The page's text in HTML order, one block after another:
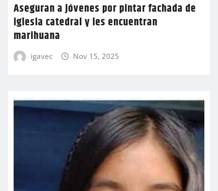
Aseguran a jóvenes por pintar fachada de
iglesia catedral y les encuentran
marihuana
igavec Nov 15, 2025